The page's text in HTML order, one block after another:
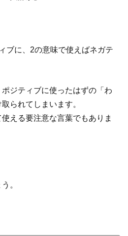
ブに、2の意味で使えばネガテ
ジティブに使ったはずの「わ
られてしまいます。
える要注意な言葉でもありま
。